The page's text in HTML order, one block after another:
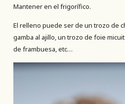
Mantener en el frigorífico.
El relleno puede ser de un trozo de
gamba al ajillo, un trozo de foie
de frambuesa, etc…